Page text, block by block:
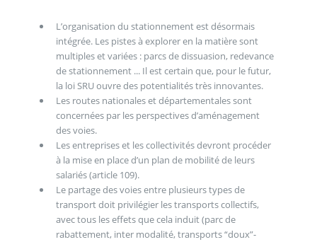
L’organisation du stationnement est désormais
intégrée. Les pistes à explorer en la matière sont
multiples et variées : parcs de dissuasion, redevance
de stationnement ... Il est certain que, pour le futur,
la loi SRU ouvre des potentialités très innovantes.
Les routes nationales et départementales sont
concernées par les perspectives d’aménagement
des voies.
Les entreprises et les collectivités devront procéder
à la mise en place d’un plan de mobilité de leurs
salariés (article 109).
Le partage des voies entre plusieurs types de
transport doit privilégier les transports collectifs,
avec tous les effets que cela induit (parc de
rabattement, inter modalité, transports “doux”-